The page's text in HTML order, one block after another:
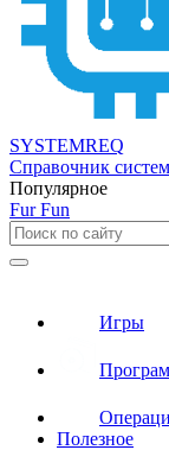
SYSTEMREQ
Справочник
Популярное
Fur Fun
Игры
Полезное